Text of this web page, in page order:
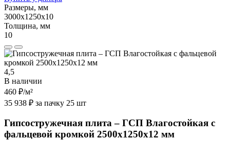
Размеры, мм
3000х1250х10
Толщина, мм
10
4,5
В наличии
460 ₽/м²
35 938 ₽ за пачку 25 шт
Гипсостружечная плита – ГСП Влагостойкая с
фальцевой кромкой 2500х1250х12 мм